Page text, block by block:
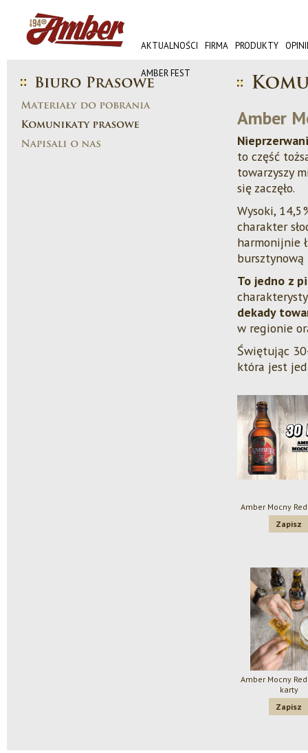
AKTUALNOŚCI FIRMA PRODUKTY
AMBER FEST
Amber
to część
towarzyszy
się zaczęło.
Wysoki,
charakter
harmonijnie
bursztynową
To jedno z
dekady
w regionie
Świętując
która jest
Amber Mocny
Zapisz
Amber Mocny
karty
Zapisz